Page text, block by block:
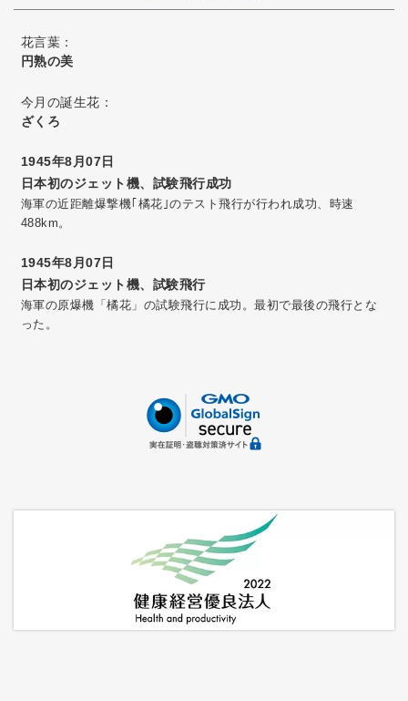
花言葉：
円熟の美
今月の誕生花：
ざくろ
1945年8月07日
日本初のジェット機、試験飛行成功
海軍の近距離爆撃機｢橘花｣のテスト飛行が行われ成功、時速
488km。
1945年8月07日
日本初のジェット機、試験飛行
海軍の原爆機「橘花」の試験飛行に成功。最初で最後の飛行とな
った。